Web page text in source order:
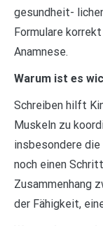
gesundheit-
Formulare
Anamnese.
Warum ist es
Schreiben hilft
Muskeln zu
insbesondere
noch einen
Zusammenhang
der Fähigkeit,